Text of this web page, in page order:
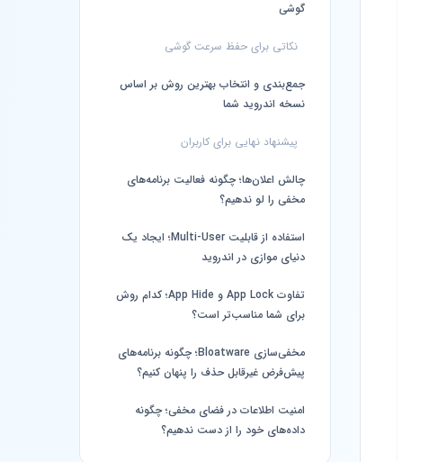
گوشی
نکاتی برای حفظ سرعت گوشی
جمع‌بندی و انتخاب بهترین روش بر اساس
نسخه اندروید شما
پیشنهاد نهایی برای کاربران
چالش اعلان‌ها؛ چگونه فعالیت برنامه‌های
مخفی را لو ندهیم؟
استفاده از قابلیت Multi-User؛ ایجاد یک
دنیای موازی در اندروید
تفاوت App Lock و App Hide؛ کدام روش
برای شما مناسب‌تر است؟
مخفی‌سازی Bloatware؛ چگونه برنامه‌های
پیش‌فرض غیرقابل حذف را پنهان کنیم؟
امنیت اطلاعات در فضای مخفی؛ چگونه
داده‌های خود را از دست ندهیم؟